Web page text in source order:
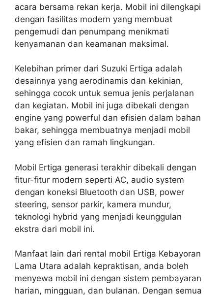
acara bersama rekan kerja. Mobil ini dilengkapi
dengan fasilitas modern yang membuat
pengemudi dan penumpang menikmati
kenyamanan dan keamanan maksimal.
Kelebihan primer dari Suzuki Ertiga adalah
desainnya yang aerodinamis dan kekinian,
sehingga cocok untuk semua jenis perjalanan
dan kegiatan. Mobil ini juga dibekali dengan
engine yang powerful dan efisien dalam bahan
bakar, sehingga membuatnya menjadi mobil
yang efisien dan ramah lingkungan.
Mobil Ertiga generasi terakhir dibekali dengan
fitur-fitur modern seperti AC, audio system
dengan koneksi Bluetooth dan USB, power
steering, sensor parkir, kamera mundur,
teknologi hybrid yang menjadi keunggulan
ekstra dari mobil ini.
Manfaat lain dari rental mobil Ertiga Kebayoran
Lama Utara adalah kepraktisan, anda boleh
menyewa mobil ini dengan sistem pembayaran
harian, mingguan, dan bulanan. Dengan semua